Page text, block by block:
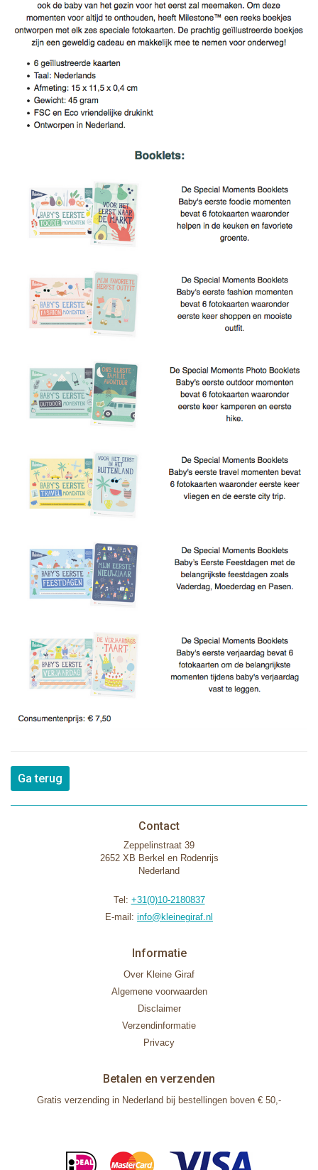
Ga terug
Contact
Zeppelinstraat 39
2652 XB Berkel en Rodenrijs
Nederland
Tel: +31(0)10-2180837
E-mail: info@kleinegiraf.nl
Informatie
Over Kleine Giraf
Algemene voorwaarden
Disclaimer
Verzendinformatie
Privacy
Betalen en verzenden
Gratis verzending in Nederland bij bestellingen boven € 50,-